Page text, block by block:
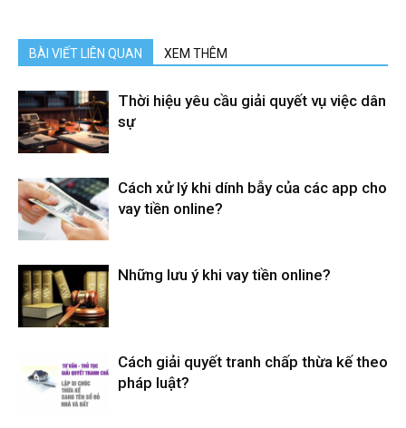
BÀI VIẾT LIÊN QUAN XEM THÊM
Thời hiệu yêu cầu giải quyết vụ việc dân
sự
Cách xử lý khi dính bẫy của các app cho
vay tiền online?
Những lưu ý khi vay tiền online?
Cách giải quyết tranh chấp thừa kế theo
pháp luật?